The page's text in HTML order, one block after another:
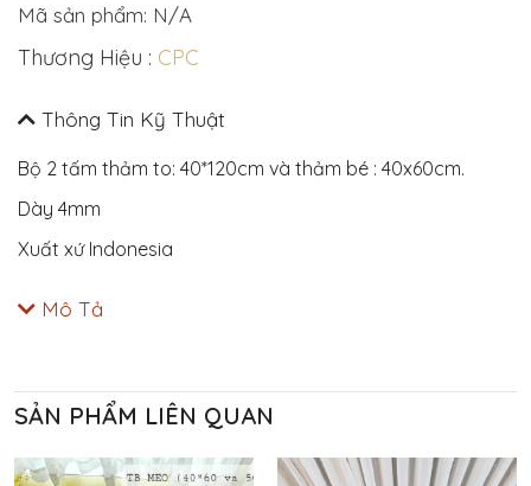
Mã sản phẩm: N/A
Thương Hiệu : CPC
Thông Tin Kỹ Thuật
Bộ 2 tấm thảm to: 40*120cm và thảm bé : 40x60cm.
Dày 4mm
Xuất xứ Indonesia
Mô Tả
SẢN PHẨM LIÊN QUAN